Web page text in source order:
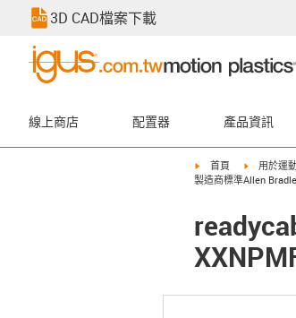
3D CAD檔案下載
線上商店 配置器 產品資訊
igus-icon-arrow-right
首頁 igus-icon-
用於運
製造商標準Allen